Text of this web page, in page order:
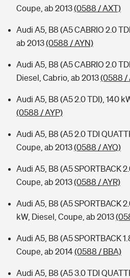
Coupe, ab 2013(0588 / AXT)
Audi A5, B8 (A5 CABRIO 2.0
ab 2013(0588 / AYN)
Audi A5, B8 (A5 CABRIO 2.0
Diesel, Cabrio, ab 2013(0588 /
Audi A5, B8 (A5 2.0 TDI), 140
(0588 / AYP)
Audi A5, B8 (A5 2.0 TDI
Coupe, ab 2013(0588 / AYQ)
Audi A5, B8 (A5 SPORTBACK
Coupe, ab 2013(0588 / AYR)
Audi A5, B8 (A5 SPORTBACK
kW, Diesel, Coupe, ab 2013
Audi A5, B8 (A5 SPORTBACK
Coupe, ab 2014(0588 / BBA)
Audi A5, B8 (A5 3.0 TDI